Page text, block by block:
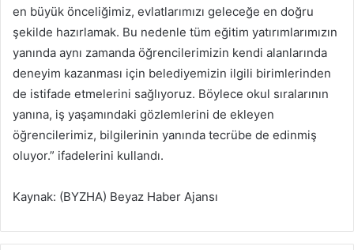
en büyük önceliğimiz, evlatlarımızı geleceğe en doğru
şekilde hazırlamak. Bu nedenle tüm eğitim yatırımlarımızın
yanında aynı zamanda öğrencilerimizin kendi alanlarında
deneyim kazanması için belediyemizin ilgili birimlerinden
de istifade etmelerini sağlıyoruz. Böylece okul sıralarının
yanına, iş yaşamındaki gözlemlerini de ekleyen
öğrencilerimiz, bilgilerinin yanında tecrübe de edinmiş
oluyor.” ifadelerini kullandı.
Kaynak: (BYZHA) Beyaz Haber Ajansı